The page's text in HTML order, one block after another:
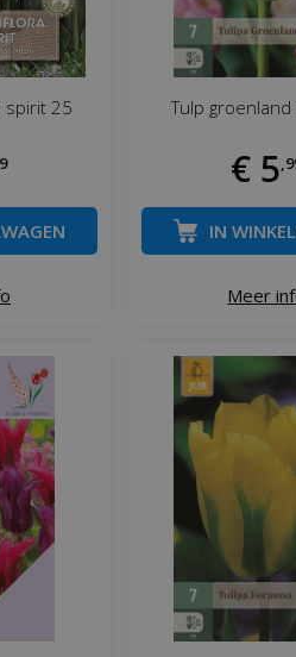
spirit 25
Tulp
€ 5
Meer
IN